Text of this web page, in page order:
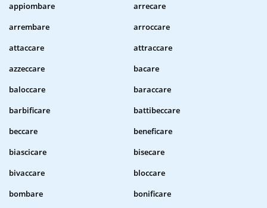
appiombare
arrecare
arrembare
arroccare
attaccare
attraccare
azzeccare
bacare
baloccare
baraccare
barbificare
battibeccare
beccare
beneficare
biascicare
bisecare
bivaccare
bloccare
bombare
bonificare